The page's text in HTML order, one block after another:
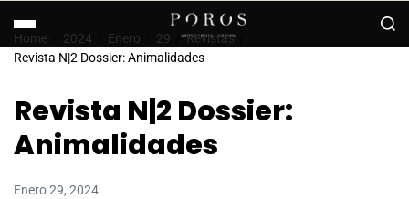
Home 2024 Enero 29
Revistas
Revista N|2 Dossier: Animalidades
Revista N|2 Dossier:
Animalidades
Enero 29, 2024